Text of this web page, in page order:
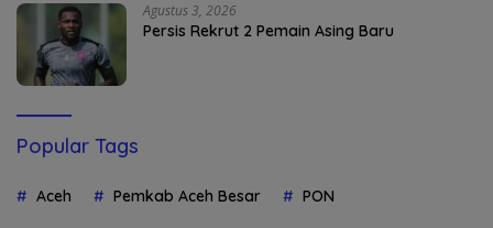
Agustus 3, 2026
Persis Rekrut 2 Pemain Asing Baru
Popular Tags
Aceh Pemkab Aceh Besar PON